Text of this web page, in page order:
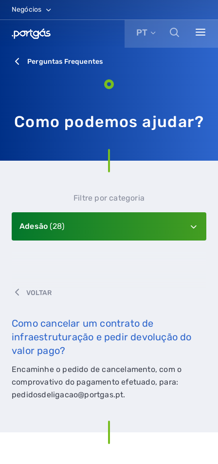
Negócios
PT
Perguntas Frequentes
Como podemos ajudar?
Adesão (28)
Filtre por categoria
VOLTAR
Como cancelar um contrato de
infraestruturação e pedir devolução do
valor pago?
Encaminhe o pedido de cancelamento, com o
comprovativo do pagamento efetuado, para:
pedidosdeligacao@portgas.pt.